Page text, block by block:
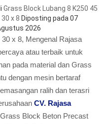
Grass Block Lubang 8 K250 45
30 x 8 Diposting pada 07
2026
x 8, Mengenal Rajasa
atau terbaik untuk
pada material dan Grass
dengan mesin bertaraf
ralih dan terasri
CV. Rajasa
Block Beton Precast